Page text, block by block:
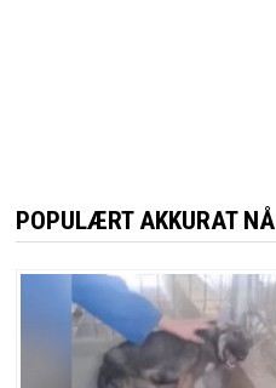
POPULÆRT AKKURAT NÅ